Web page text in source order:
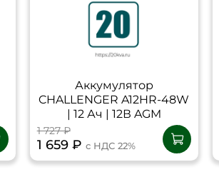
Аккумулятор
CHALLENGER A12HR-48W
| 12 Ач | 12В AGM
1 727 ₽
1 659 ₽ с НДС 22%